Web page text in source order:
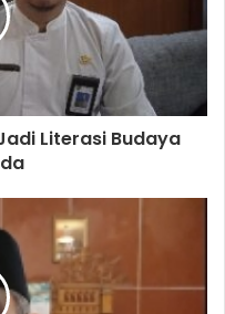
Literasi Budaya